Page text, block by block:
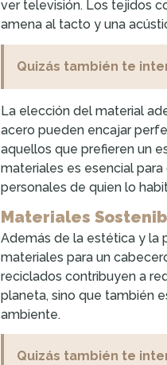
ver televisión. Los tejidos
amena al tacto y una
Quizás también te
La elección del material
acero pueden encajar
aquellos que prefieren un
materiales es esencial
personales de quien lo
Materiales
Además de la estética y la
materiales para un
reciclados contribuyen a
planeta, sino que también
ambiente.
Quizás también te